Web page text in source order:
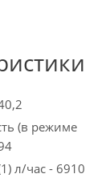
(в режиме
л/час - 6910